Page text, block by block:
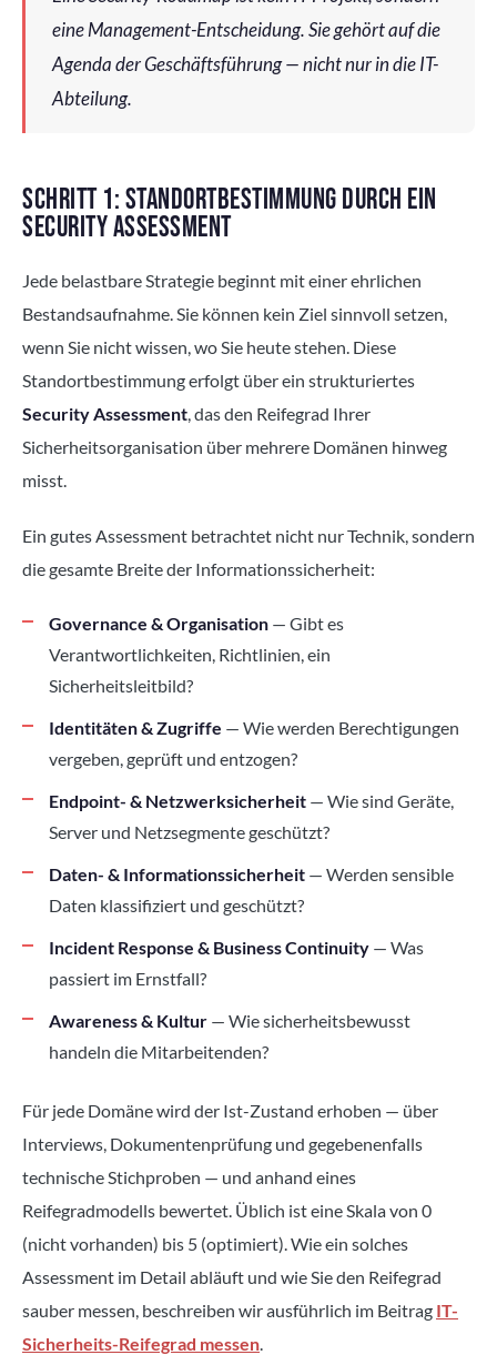
eine Management-Entscheidung. Sie gehört auf die
Agenda der Geschäftsführung — nicht nur in die IT-
Abteilung.
SCHRITT 1: STANDORTBESTIMMUNG DURCH EIN
SECURITY ASSESSMENT
Jede belastbare Strategie beginnt mit einer ehrlichen
Bestandsaufnahme. Sie können kein Ziel sinnvoll setzen,
wenn Sie nicht wissen, wo Sie heute stehen. Diese
Standortbestimmung erfolgt über ein strukturiertes
Security Assessment, das den Reifegrad Ihrer
Sicherheitsorganisation über mehrere Domänen hinweg
misst.
Ein gutes Assessment betrachtet nicht nur Technik, sondern
die gesamte Breite der Informationssicherheit:
Governance & Organisation — Gibt es
Verantwortlichkeiten, Richtlinien, ein
Sicherheitsleitbild?
Identitäten & Zugriffe — Wie werden Berechtigungen
vergeben, geprüft und entzogen?
Endpoint- & Netzwerksicherheit — Wie sind Geräte,
Server und Netzsegmente geschützt?
Daten- & Informationssicherheit — Werden sensible
Daten klassifiziert und geschützt?
Incident Response & Business Continuity — Was
passiert im Ernstfall?
Awareness & Kultur — Wie sicherheitsbewusst
handeln die Mitarbeitenden?
Für jede Domäne wird der Ist-Zustand erhoben — über
Interviews, Dokumentenprüfung und gegebenenfalls
technische Stichproben — und anhand eines
Reifegradmodells bewertet. Üblich ist eine Skala von 0
(nicht vorhanden) bis 5 (optimiert). Wie ein solches
Assessment im Detail abläuft und wie Sie den Reifegrad
sauber messen, beschreiben wir ausführlich im Beitrag IT-
Sicherheits-Reifegrad messen.